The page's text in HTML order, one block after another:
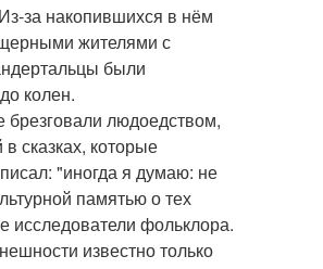
за накопившихся в нём
жителями с
были
колен.
брезговали людоедством,
сказках, которые
"иногда я думаю: не
памятью о тех
исследователи фольклора.
известно только